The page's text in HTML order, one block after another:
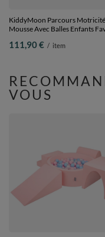
KiddyMoon Parcours
Mousse Avec Balles Enfants
Piscine (200 Balles)+ Marches
111,90 € / item
VOUS